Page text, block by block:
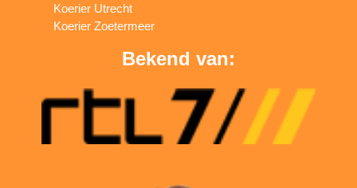
Koerier Utrecht
Koerier Zoetermeer
Bekend van: